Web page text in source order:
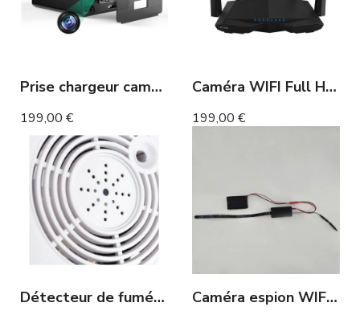
Prise chargeur caméra Full HD 1080p vision nocturne
199,00 €
Caméra WIFI Full HD - routeur WIFI
199,00 €
Détecteur de fumée caméra WIFI Caméra espion WIFI grand angle 100° detection de mouvement